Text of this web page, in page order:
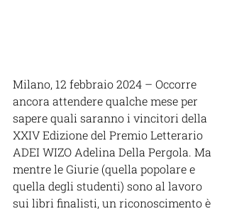
Milano, 12 febbraio 2024 – Occorre
ancora attendere qualche mese per
sapere quali saranno i vincitori della
XXIV Edizione del Premio Letterario
ADEI WIZO Adelina Della Pergola. Ma
mentre le Giurie (quella popolare e
quella degli studenti) sono al lavoro
sui libri finalisti, un riconoscimento è